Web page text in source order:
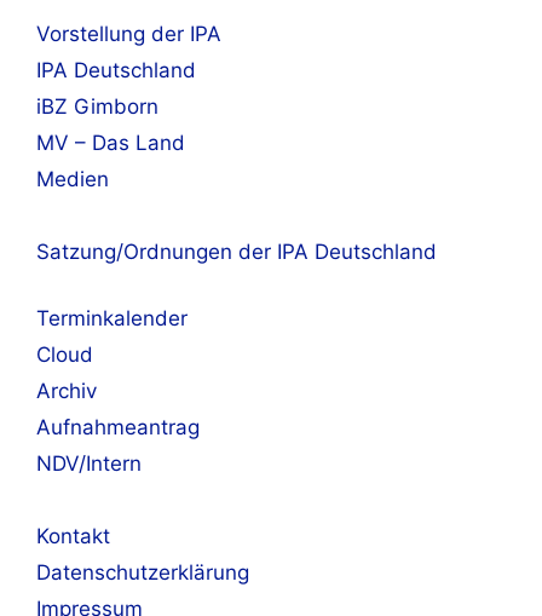
Vorstellung der IPA
IPA Deutschland
iBZ Gimborn
MV – Das Land
Medien
Satzung/Ordnungen der IPA Deutschland
Terminkalender
Cloud
Archiv
Aufnahmeantrag
NDV/Intern
Kontakt
Datenschutzerklärung
Impressum